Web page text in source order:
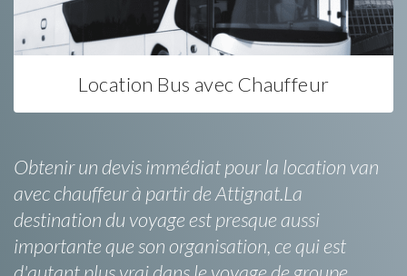
Location Bus avec Chauffeur
Obtenir un devis immédiat pour la location van
avec chauffeur à partir de Attignat.La
destination du voyage est presque aussi
importante que son organisation, ce qui est